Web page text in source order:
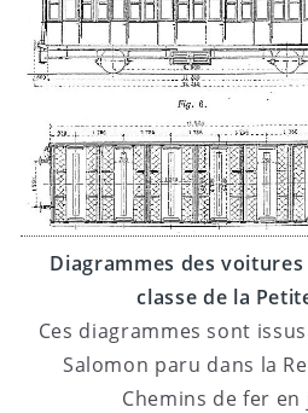
Diagrammes des
classe de la
Ces diagrammes sont
Salomon paru dans la
Chemins de fer en